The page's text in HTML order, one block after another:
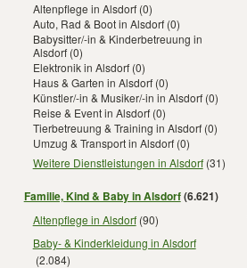
Altenpflege in Alsdorf(0)
Auto, Rad & Boot in Alsdorf(0)
Babysitter/-in & Kinderbetreuung in
Alsdorf(0)
Elektronik in Alsdorf(0)
Haus & Garten in Alsdorf(0)
Künstler/-in & Musiker/-in in Alsdorf(0)
Reise & Event in Alsdorf(0)
Tierbetreuung & Training in Alsdorf(0)
Umzug & Transport in Alsdorf(0)
Weitere Dienstleistungen in Alsdorf(31)
Familie, Kind & Baby in Alsdorf(6.621)
Altenpflege in Alsdorf(90)
Baby- & Kinderkleidung in Alsdorf
(2.084)